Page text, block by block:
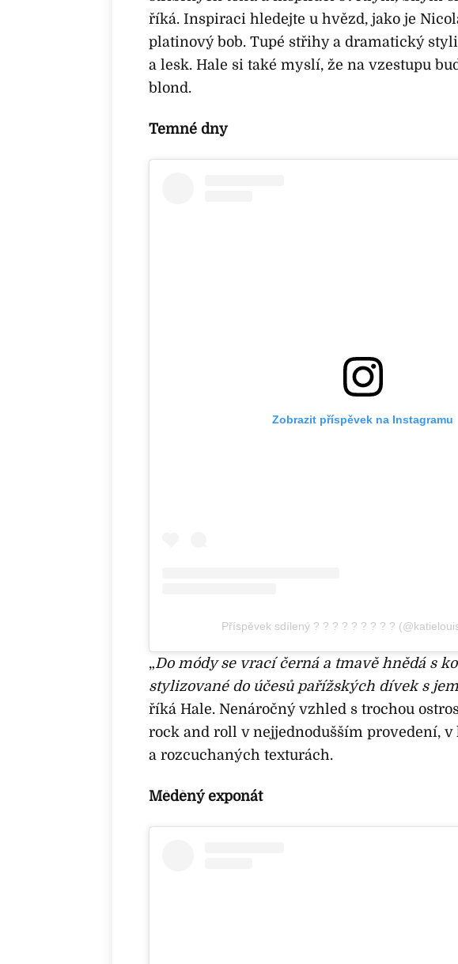
říká. Inspiraci hledejte u hvězd, jako je
platinový bob. Tupé střihy a dramatický
a lesk. Hale si také myslí, že na vzestupu
blond.
Temné dny
Zobrazit příspěvek na Instagramu
Příspěvek sdílený ? ? ? ? ? ? ? ? ?
„Do módy se vrací černá a tmavě hnědá s
stylizované do účesů pařížských dívek s
říká Hale. Nenáročný vzhled s trochou
rock and roll v nejjednodušším provedení,
a rozcuchaných texturách.
Měděný exponát